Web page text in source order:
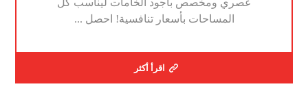
عصري ومخصص بأجود الخامات ليناسب كل
المساحات بأسعار تنافسية! احصل ...
اقرأ أكثر